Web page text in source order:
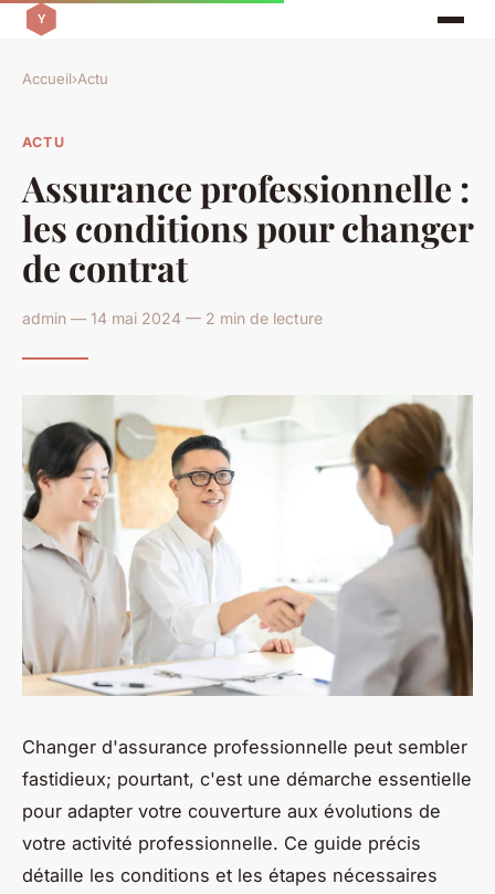
Accueil›Actu
ACTU
Assurance professionnelle :
les conditions pour changer
de contrat
admin — 14 mai 2024 — 2 min de lecture
Changer d'assurance professionnelle peut sembler
fastidieux; pourtant, c'est une démarche essentielle
pour adapter votre couverture aux évolutions de
votre activité professionnelle. Ce guide précis
détaille les conditions et les étapes nécessaires